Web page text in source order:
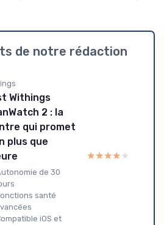
de notre rédaction
Withings
2 : la
qui promet
plus que
de 30
santé
iOS et
★★★★★
★★★★★